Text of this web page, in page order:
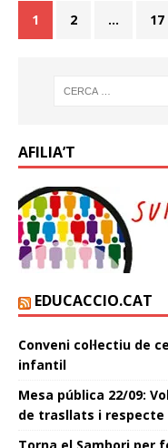
1 2 … 17
AFILIA’T
EDUCACCIO.CAT
Conveni col·lectiu de
infantil
Mesa pública 22/09:
de trasllats i respecte